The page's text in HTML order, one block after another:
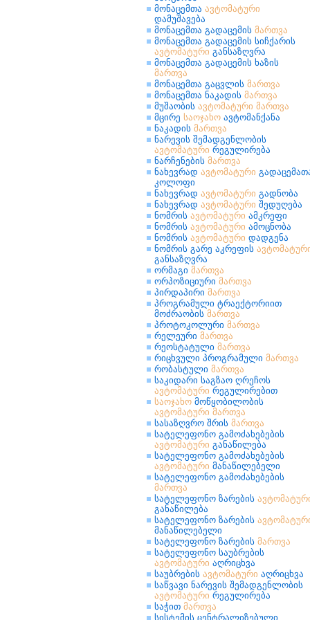
მონაცემთა ავტომატური
დამუშავება
მონაცემთა გადაცემის მართვა
მონაცემთა გადაცემის სიჩქარის
ავტომატური განსაზღვრა
მონაცემთა გადაცემის ხაზის
მართვა
მონაცემთა გაცვლის მართვა
მონაცემთა ნაკადის მართვა
მუშაობის ავტომატური მართვა
მცირე საოჯახო ავტომანქანა
ნაკადის მართვა
ნარევის შემადგენლობის
ავტომატური რეგულირება
ნარჩენების მართვა
ნახევრად ავტომატური
კოლოფი
ნახევრად ავტომატური გადნობა
ნახევრად ავტომატური შედუღება
ნომრის ავტომატური ამკრეფი
ნომრის ავტომატური ამოცნობა
ნომრის ავტომატური დადგენა
ნომრის გარე აკრეფის
განსაზღვრა
ორმაგი მართვა
ორპოზიციური მართვა
პირდაპირი მართვა
პროგრამული ტრაექტორიით
მოძრაობის მართვა
პროტოკოლური მართვა
რელეური მართვა
რეოსტატული მართვა
რიცხვული პროგრამული მართვა
რობასტული მართვა
საკიდარი საგზაო ღრეჩოს
ავტომატური რეგულირებით
საოჯახო მოწყობილობის
ავტომატური მართვა
სასაზღვრო შრის მართვა
სატელეფონო გამოძახებების
ავტომატური განაწილება
სატელეფონო გამოძახებების
ავტომატური მანაწილებელი
სატელეფონო გამოძახებების
მართვა
სატელეფონო ზარების
განაწილება
სატელეფონო ზარების
მანაწილებელი
სატელეფონო ზარების მართვა
სატელეფონო საუბრების
ავტომატური აღრიცხვა
საუბრების ავტომატური აღრიცხვა
საწვავი ნარევის შემადგენლობის
ავტომატური რეგულირება
საჭით მართვა
სისტემის ცენტრალიზებული